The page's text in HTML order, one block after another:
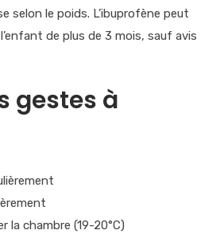
selon le poids. L’ibuprofène peut
de plus de 3 mois, sauf avis
gestes à
la chambre (19-20°C)